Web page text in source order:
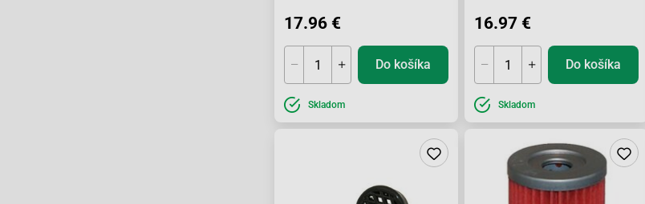
17.96 €
Do košíka
Skladom
16.97 €
Do košíka
Skladom